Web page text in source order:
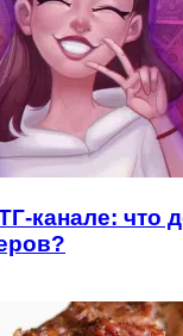
канале: что